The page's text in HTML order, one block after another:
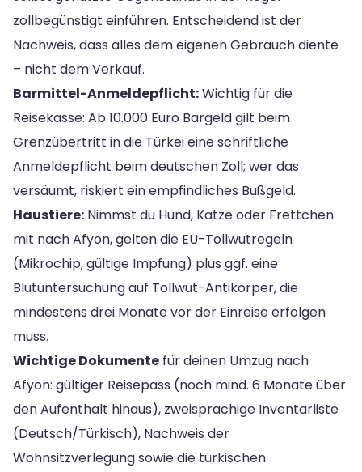
zollbegünstigt einführen. Entscheidend ist der
Nachweis, dass alles dem eigenen Gebrauch diente
– nicht dem Verkauf.
Barmittel-Anmeldepflicht:Wichtig für die
Reisekasse: Ab 10.000 Euro Bargeld gilt beim
Grenzübertritt in die Türkei eine schriftliche
Anmeldepflicht beim deutschen Zoll; wer das
versäumt, riskiert ein empfindliches Bußgeld.
Haustiere: Nimmst du Hund, Katze oder Frettchen
mit nach Afyon, gelten die EU-Tollwutregeln
(Mikrochip, gültige Impfung) plus ggf. eine
Blutuntersuchung auf Tollwut-Antikörper, die
mindestens drei Monate vor der Einreise erfolgen
muss.
Wichtige Dokumente für deinen Umzug nach
Afyon: gültiger Reisepass (noch mind. 6 Monate über
den Aufenthalt hinaus), zweisprachige Inventarliste
(Deutsch/Türkisch), Nachweis der
Wohnsitzverlegung sowie die türkischen